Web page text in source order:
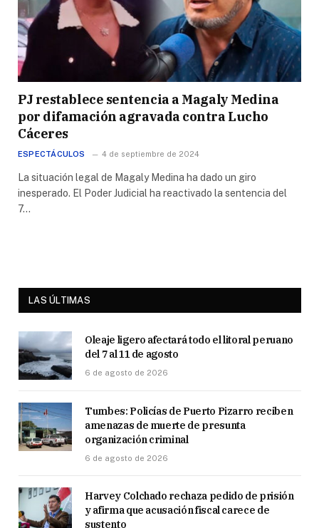
PJ restablece sentencia a Magaly Medina
por difamación agravada contra Lucho
Cáceres
ESPECTÁCULOS 4 de septiembre de 2024
La situación legal de Magaly Medina ha dado un giro
inesperado. El Poder Judicial ha reactivado la sentencia del
7…
LAS ÚLTIMAS
Oleaje ligero afectará todo el litoral peruano
del 7 al 11 de agosto
6 de agosto de 2026
Tumbes: Policías de Puerto Pizarro reciben
amenazas de muerte de presunta
organización criminal
6 de agosto de 2026
Harvey Colchado rechaza pedido de prisión
y afirma que acusación fiscal carece de
sustento